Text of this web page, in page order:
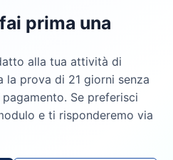
prima una
alla tua attività di
la prova di 21 giorni senza
Se preferisci
e ti risponderemo via